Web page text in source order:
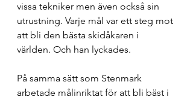
vissa tekniker men även också sin
utrustning. Varje mål var ett steg mot
att bli den bästa skidåkaren i
världen. Och han lyckades.
På samma sätt som Stenmark
arbetade målinriktat för att bli bäst i